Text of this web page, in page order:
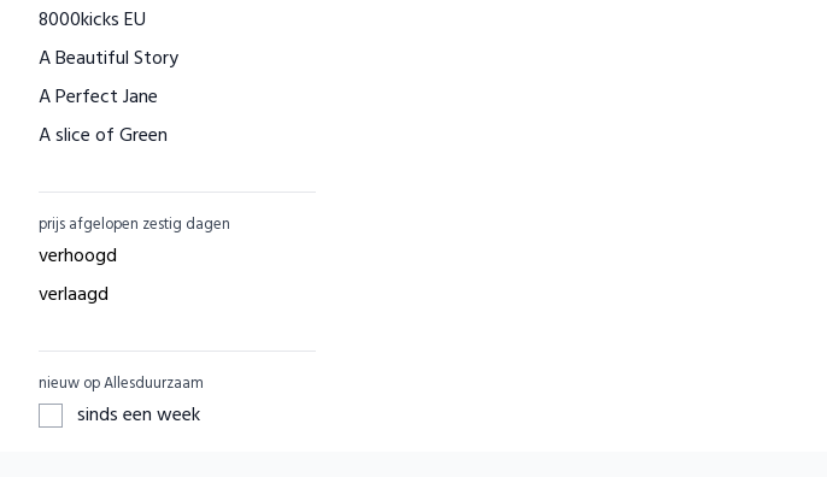
Natural Heroes
Waschbär
Big Green Smile
Little Indians
GreenPicnic
Nature's Gift
Dille & Kamille
ZO Schoon
Yarrah
8000kicks EU
A Beautiful Story
A Perfect Jane
A slice of Green
ACBC
ACE
ADUH
AGAZI
prijs afgelopen zestig dagen
verhoogd
verlaagd
nieuw op Allesduurzaam
sinds een week